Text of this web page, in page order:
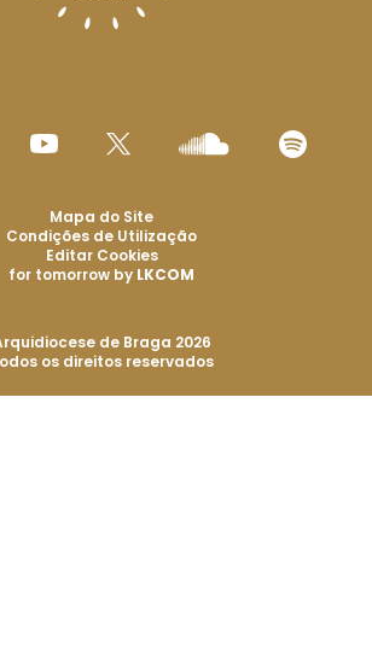
de Braga 2026
os direitos reservados
Mapa do Site
Condições de Utilização
Editar Cookies
for tomorrow by LKCOM